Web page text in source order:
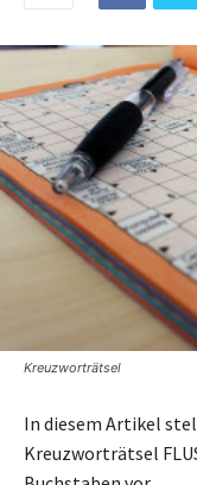
Kreuzworträtsel
In diesem Artikel
Kreuzworträtsel